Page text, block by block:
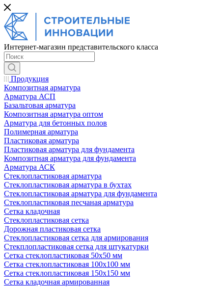
Интернет-магазин представительского класса
Продукция
Композитная арматура
Арматура АСП
Базальтовая арматура
Композитная арматура оптом
Арматура для бетонных полов
Полимерная арматура
Пластиковая арматура
Пластиковая арматура для фундамента
Композитная арматура для фундамента
Арматура АСК
Cтеклопластиковая арматура
Стеклопластиковая арматура в бухтах
Стеклопластиковая арматура для фундамента
Стеклопластиковая песчаная арматура
Сетка кладочная
Стеклопластиковая сетка
Дорожная пластиковая сетка
Стеклопластиковая сетка для армирования
Стекплопластиковая сетка для штукатурки
Сетка стеклопластиковая 50x50 мм
Сетка стеклопластиковая 100x100 мм
Сетка стеклопластиковая 150x150 мм
Сетка кладочная армированная